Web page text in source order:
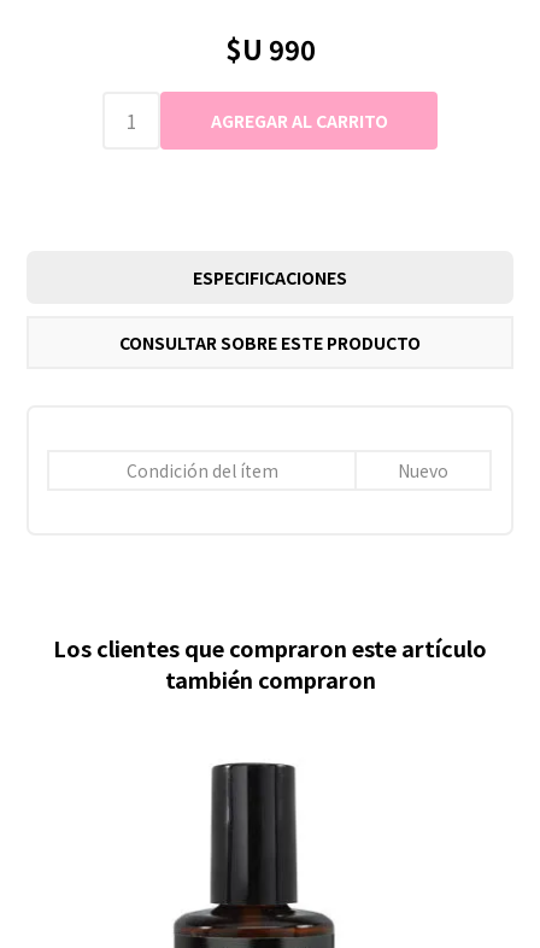
$U 990
ESPECIFICACIONES
CONSULTAR SOBRE ESTE PRODUCTO
Condición del ítem Nuevo
Los clientes que compraron este artículo
también compraron